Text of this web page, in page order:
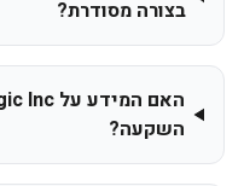
בצורה מסודרת?
השקעה?